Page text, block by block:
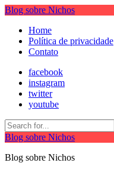
Blog sobre Nichos
Home
Política de privacidade
Contato
facebook
instagram
twitter
youtube
Blog sobre Nichos
Blog sobre Nichos